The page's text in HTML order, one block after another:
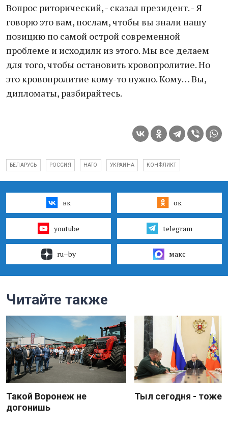
Вопрос риторический, - сказал президент. - Я
говорю это вам, послам, чтобы вы знали нашу
позицию по самой острой современной
проблеме и исходили из этого. Мы все делаем
для того, чтобы остановить кровопролитие. Но
это кровопролитие кому-то нужно. Кому… Вы,
дипломаты, разбирайтесь.
БЕЛАРУСЬ РОССИЯ НАТО УКРАИНА КОНФЛИКТ
вк ок
youtube telegram
ru–by макс
Читайте также
Такой Воронеж не
догонишь
Тыл сегодня - тоже